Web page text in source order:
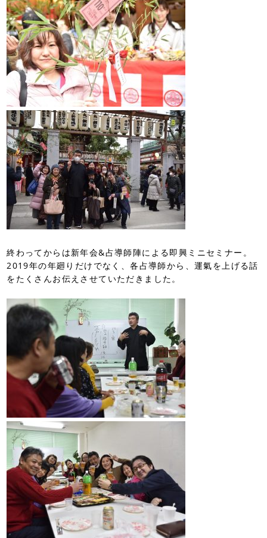
終わってからは新年会&占導師陣による即興ミニセミナー。
2019年の年廻りだけでなく、各占導師から、運氣を上げる話
をたくさんお伝えさせていただきました。